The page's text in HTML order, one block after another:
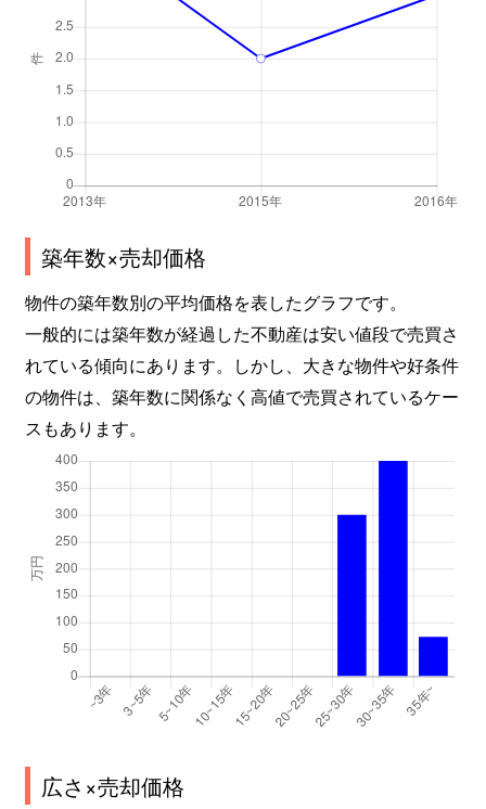
築年数×売却価格
物件の築年数別の平均価格を表したグラフです。
一般的には築年数が経過した不動産は安い値段で売買さ
れている傾向にあります。しかし、大きな物件や好条件
の物件は、築年数に関係なく高値で売買されているケー
スもあります。
広さ×売却価格